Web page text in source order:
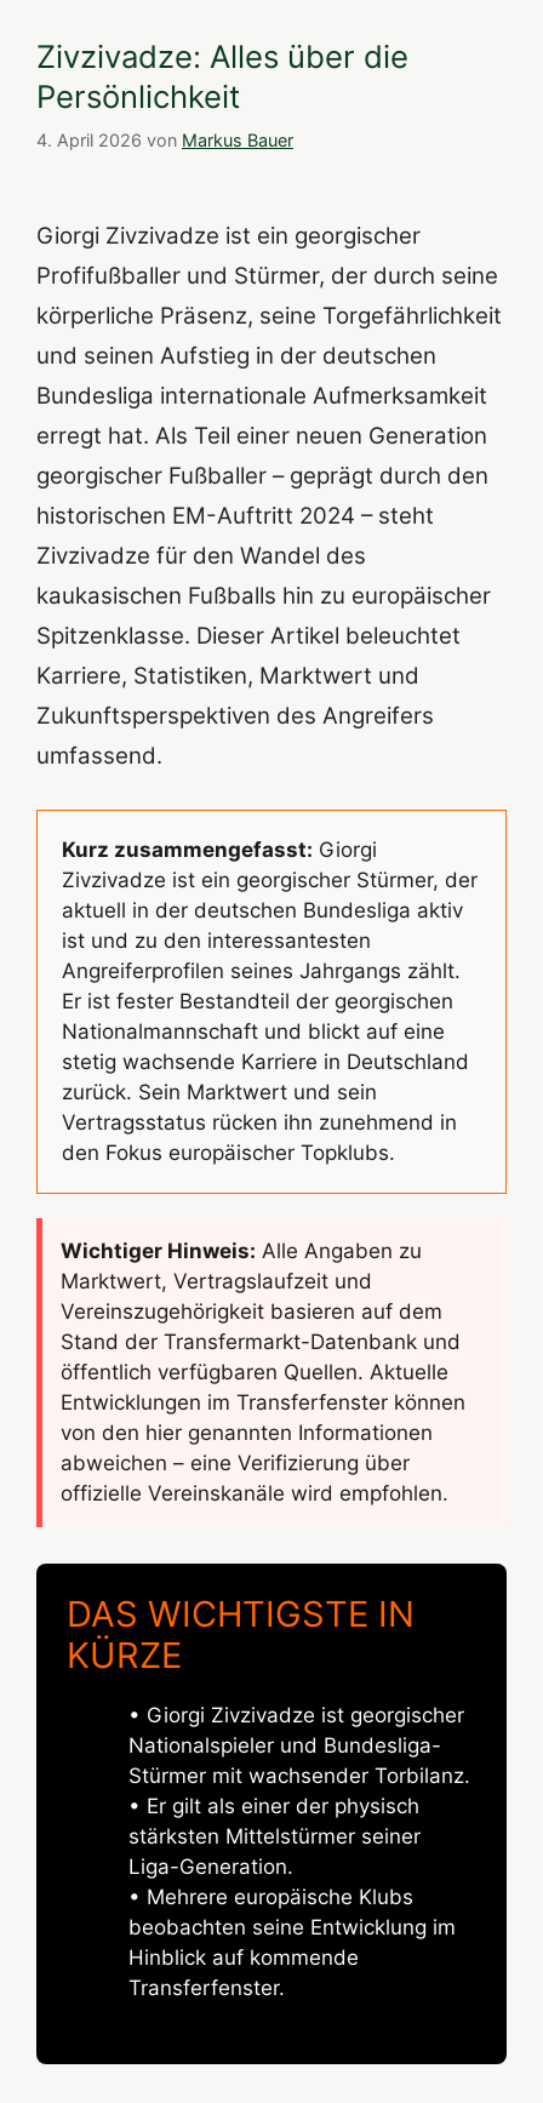
Zivzivadze: Alles über die
Persönlichkeit
4. April 2026 von Markus Bauer
Giorgi Zivzivadze ist ein georgischer
Profifußballer und Stürmer, der durch seine
körperliche Präsenz, seine Torgefährlichkeit
und seinen Aufstieg in der deutschen
Bundesliga internationale Aufmerksamkeit
erregt hat. Als Teil einer neuen Generation
georgischer Fußballer – geprägt durch den
historischen EM-Auftritt 2024 – steht
Zivzivadze für den Wandel des
kaukasischen Fußballs hin zu europäischer
Spitzenklasse. Dieser Artikel beleuchtet
Karriere, Statistiken, Marktwert und
Zukunftsperspektiven des Angreifers
umfassend.
Kurz zusammengefasst: Giorgi
Zivzivadze ist ein georgischer Stürmer, der
aktuell in der deutschen Bundesliga aktiv
ist und zu den interessantesten
Angreiferprofilen seines Jahrgangs zählt.
Er ist fester Bestandteil der georgischen
Nationalmannschaft und blickt auf eine
stetig wachsende Karriere in Deutschland
zurück. Sein Marktwert und sein
Vertragsstatus rücken ihn zunehmend in
den Fokus europäischer Topklubs.
Wichtiger Hinweis: Alle Angaben zu
Marktwert, Vertragslaufzeit und
Vereinszugehörigkeit basieren auf dem
Stand der Transfermarkt-Datenbank und
öffentlich verfügbaren Quellen. Aktuelle
Entwicklungen im Transferfenster können
von den hier genannten Informationen
abweichen – eine Verifizierung über
offizielle Vereinskanäle wird empfohlen.
DAS WICHTIGSTE IN
KÜRZE
• Giorgi Zivzivadze ist georgischer
Nationalspieler und Bundesliga-
Stürmer mit wachsender Torbilanz.
• Er gilt als einer der physisch
stärksten Mittelstürmer seiner
Liga-Generation.
• Mehrere europäische Klubs
beobachten seine Entwicklung im
Hinblick auf kommende
Transferfenster.